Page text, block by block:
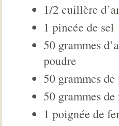
1/2 cuillère
1 pincée de sel
50 grammes
poudre
50 grammes
50 grammes de
1 poignée de